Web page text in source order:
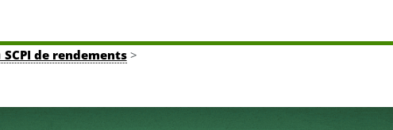
SCPI de rendements>